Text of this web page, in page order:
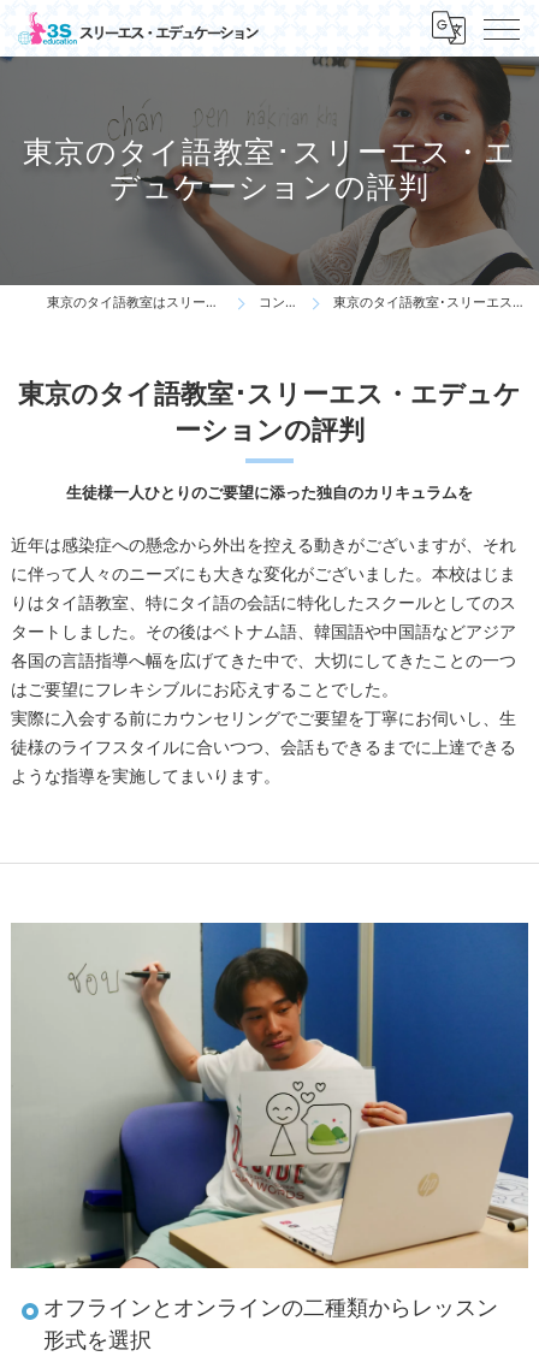
東京のタイ語教室･スリーエス・エ
デュケーションの評判
東京のタイ語教室はスリーエス・エデュケーション コンセプト 東京のタイ語教室･スリーエス・エデュケーションの評判
生徒様一人ひとりのご要望に添った独自のカリキュラムを
東京のタイ語教室･スリーエス・エデュケ
ーションの評判
近年は感染症への懸念から外出を控える動きがございますが、それ
に伴って人々のニーズにも大きな変化がございました。本校はじま
りはタイ語教室、特にタイ語の会話に特化したスクールとしてのス
タートしました。その後はベトナム語、韓国語や中国語などアジア
各国の言語指導へ幅を広げてきた中で、大切にしてきたことの一つ
はご要望にフレキシブルにお応えすることでした。
実際に入会する前にカウンセリングでご要望を丁寧にお伺いし、生
徒様のライフスタイルに合いつつ、会話もできるまでに上達できる
ような指導を実施してまいります。
オフラインとオンラインの二種類からレッスン
形式を選択